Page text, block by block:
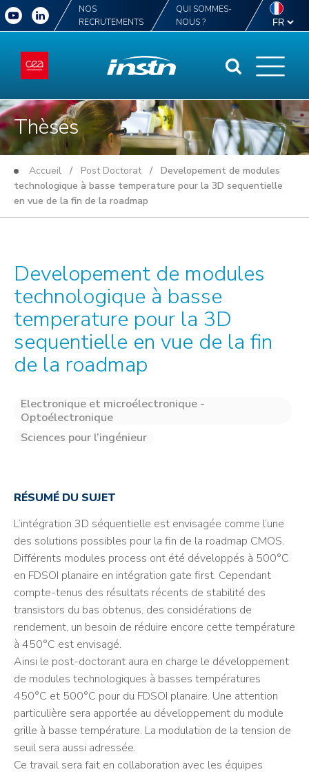
NOS
RECRUTEMENTS
QUI SOMMES-
NOUS ?
Thèses
Accueil / Post Doctorat/ Developement de modules
technologique à basse temperature pour la 3D sequentielle
en vue de la fin de la roadmap
Developement de modules
technologique à basse
temperature pour la 3D
sequentielle en vue de la fin
de la roadmap
Electronique et microélectronique -
Optoélectronique
Sciences pour l’ingénieur
RÉSUMÉ DU SUJET
L’intégration 3D séquentielle est envisagée comme l’une
des solutions possibles pour la fin de la roadmap CMOS.
Différents modules process ont été développés à 500°C
en FDSOI planaire en intégration gate first. Cependant
compte-tenus des résultats récents de stabilité des
transistors du bas obtenus, des considérations de
rendement, un besoin de réduire encore cette température
à 450°C est envisagé.
Ainsi le post-doctorant aura en charge le développement
de modules technologiques à basses températures
450°C et 500°C pour du FDSOI planaire. Une attention
particulière sera apportée au développement du module
grille à basse température. La modulation de la tension de
seuil sera aussi adressée.
Ce travail sera fait en collaboration avec les équipes